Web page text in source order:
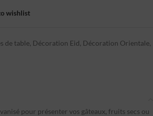
wishlist
de table, Décoration Eid, Décoration Orientale,
pour présenter vos gâteaux, fruits secs ou